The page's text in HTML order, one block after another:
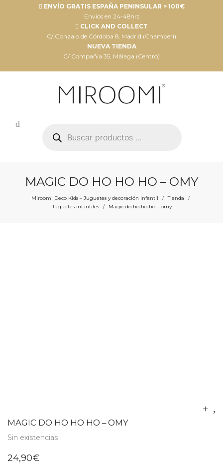
ENVÍO GRATIS ESPAÑA PENINSULAR > 100€
Envíos en 24-48hrs
CLICK AND COLLECT
C/ Gonzalo de Córdoba 8, Madrid (Chamberí)
NUEVA TIENDA
C/ Compañia 35, Málaga (Centro)
productos
MAGIC DO HO HO HO – OMY
Miroomi Deco Kids – Juguetes y decoración Infantil / Tienda /
Juguetes infantiles / Magic do ho ho ho – omy
MAGIC DO HO HO HO – OMY
Sin existencias
24,90€